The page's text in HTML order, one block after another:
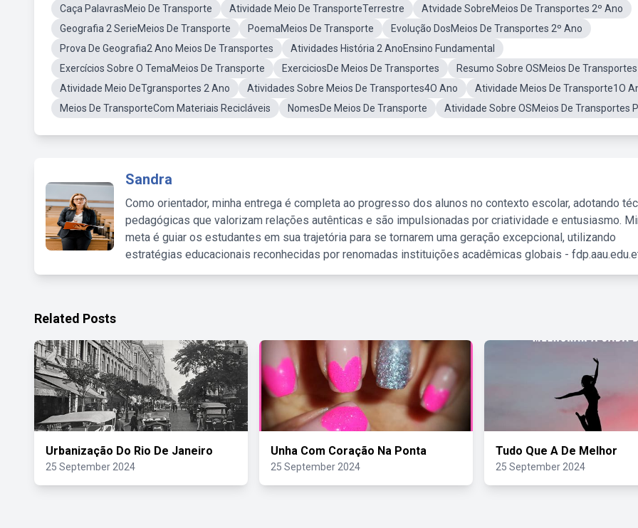
Caça PalavrasMeio De Transporte
Atividade Meio De TransporteTerrestre
Atvidade SobreMeios De Transportes 2º Ano
Geografia 2 SerieMeios De Transporte
PoemaMeios De Transporte
Evolução DosMeios De Transportes 2º Ano
Prova De Geografia2 Ano Meios De Transportes
Atividades História 2 AnoEnsino Fundamental
Exercícios Sobre O TemaMeios De Transporte
ExerciciosDe Meios De Transportes
Resumo Sobre OSMeios De Transportes
Atividade Meio DeTgransportes 2 Ano
Atividades Sobre Meios De Transportes4O Ano
Atividade Meios De Transporte1O
Meios De TransporteCom Materiais Recicláveis
NomesDe Meios De Transporte Atividade Sobre OSMeios De Transportes
Sandra
Como orientador, minha entrega é completa ao progresso dos alunos no contexto escolar, adotando
pedagógicas que valorizam relações autênticas e são impulsionadas por criatividade e entusiasmo.
meta é guiar os estudantes em sua trajetória para se tornarem uma geração excepcional, utilizando
estratégias educacionais reconhecidas por renomadas instituições acadêmicas globais -
Related Posts
Urbanização Do Rio De Janeiro
25 September 2024
Unha Com Coração Na Ponta
25 September 2024
Tudo Que A De Melhor
25 September 2024